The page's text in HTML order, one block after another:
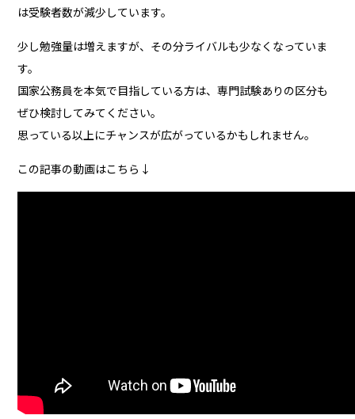
は受験者数が減少しています。
少し勉強量は増えますが、その分ライバルも少なくなっていま
す。
国家公務員を本気で目指している方は、専門試験ありの区分も
ぜひ検討してみてください。
思っている以上にチャンスが広がっているかもしれません。
この記事の動画はこちら↓